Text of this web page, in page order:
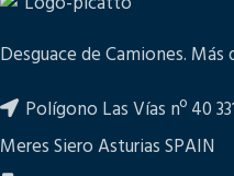
Desguace de Camiones.
Polígono Las Vías nº 40
Meres Siero Asturias SPAIN